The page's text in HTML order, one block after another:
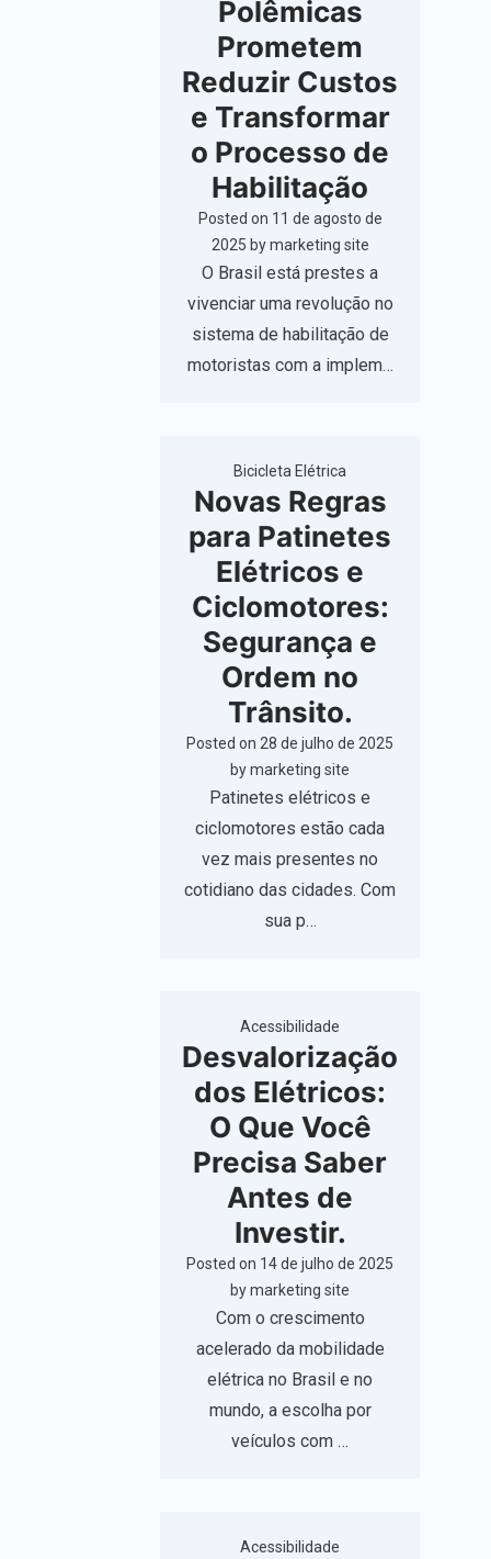
Polêmicas
Prometem
Reduzir Custos
e Transformar
o Processo de
Habilitação
Posted on 11 de agosto de
2025 bymarketing site
O Brasil está prestes a
vivenciar uma revolução no
sistema de habilitação de
motoristas com a implem…
Bicicleta Elétrica
Novas Regras
para Patinetes
Elétricos e
Ciclomotores:
Segurança e
Ordem no
Trânsito.
Posted on 28 de julho de 2025
bymarketing site
Patinetes elétricos e
ciclomotores estão cada
vez mais presentes no
cotidiano das cidades. Com
sua p…
Acessibilidade
Desvalorização
dos Elétricos:
O Que Você
Precisa Saber
Antes de
Investir.
Posted on 14 de julho de 2025
bymarketing site
Com o crescimento
acelerado da mobilidade
elétrica no Brasil e no
mundo, a escolha por
veículos com …
Acessibilidade